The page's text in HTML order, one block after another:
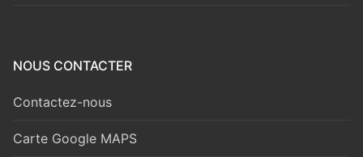
NOUS CONTACTER
Contactez-nous
Carte Google MAPS